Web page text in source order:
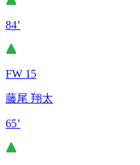
84’
FW 15
藤尾 翔太
65’